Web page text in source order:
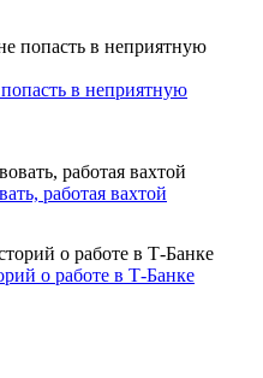
в неприятную
работая вахтой
о работе в Т-Банке